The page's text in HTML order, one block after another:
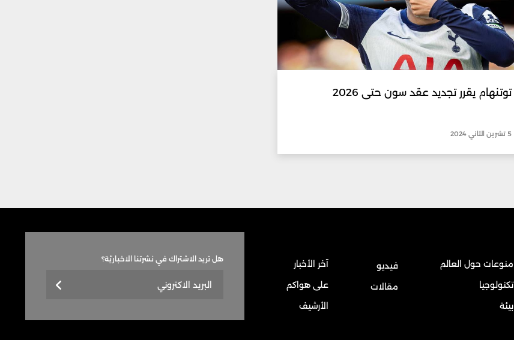
توتنهام يقرر تجديد عقد سون حتى 2026
5 تشرين الثاني 2024
منوعات حول العالم
تكنولوجيا
بيئة
فيديو
مقالات
آخر الأخبار
على هواكم
الأرشيف
هل تريد الاشتراك في نشرتنا الاخباريّة؟